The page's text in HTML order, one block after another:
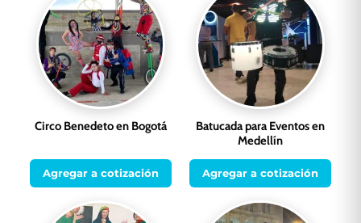
Circo Benedeto en Bogotá
Agregar a cotización
Batucada para Eventos en
Medellín
Agregar a cotización